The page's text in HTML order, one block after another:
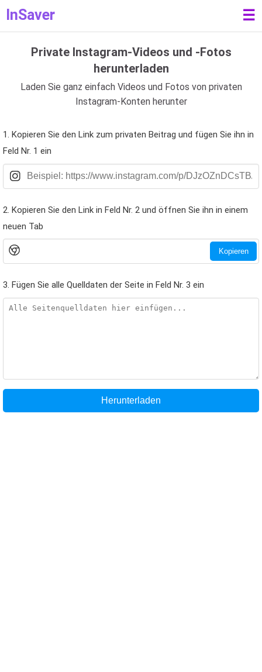
InSaver ☰
Private Instagram-Videos und -Fotos
herunterladen
Laden Sie ganz einfach Videos und Fotos von privaten
Instagram-Konten herunter
1. Kopieren Sie den Link zum privaten Beitrag und fügen Sie ihn in
Feld Nr. 1 ein
2. Kopieren Sie den Link in Feld Nr. 2 und öffnen Sie ihn in einem
neuen Tab
Kopieren
3. Fügen Sie alle Quelldaten der Seite in Feld Nr. 3 ein
Herunterladen